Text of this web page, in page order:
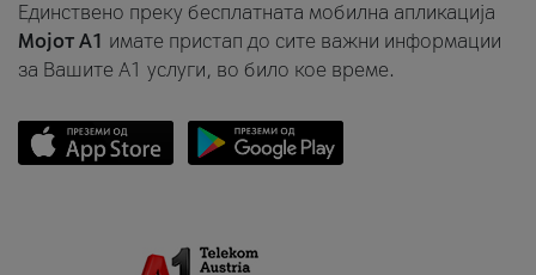
Единствено преку бесплатната мобилна апликација
Мојот A1 имате пристап до сите важни информации
за Вашите A1 услуги, во било кое време.